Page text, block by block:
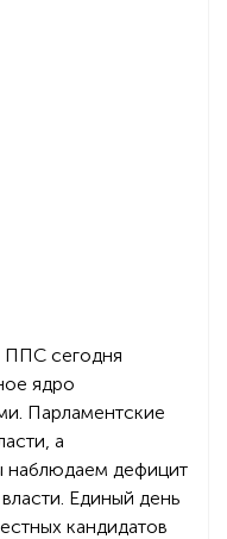
ППС сегодня
ядро
Парламентские
а
наблюдаем дефицит
Единый день
кандидатов